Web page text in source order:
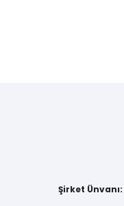
Şirket Ünvanı: